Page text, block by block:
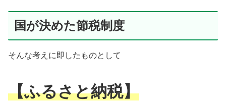
国が決めた節税制度
そんな考えに即したものとして
【ふるさと納税】